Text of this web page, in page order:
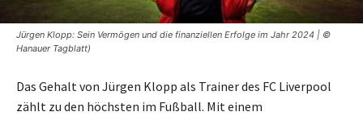
Jürgen Klopp: Sein Vermögen und die finanziellen Erfolge im Jahr 2024 | ©
Hanauer Tagblatt)
Das Gehalt von Jürgen Klopp als Trainer des FC Liverpool
zählt zu den höchsten im Fußball. Mit einem